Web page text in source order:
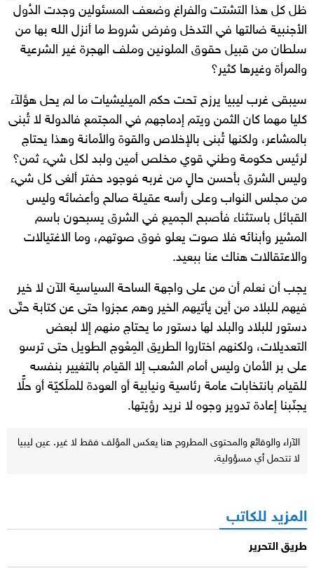
ظل كل هذا التشتت والفراغ وضعف المسئولين وجدت الدُول
الأجنبية ضالتها في التدخل وفرض شروط ما أنزل الله بها من
سلطان من قبيل حقوق الملونين وملف الهجرة غير الشرعية
والمرأة وغيرها كثير؟
سيبقى غرب ليبيا يرزح تحت حكم الميليشيات ما لم يحل هؤلآء
كليا مهما كان الثمن ويتم إدماجهم في المجتمع فالدولة لا تُبنى
بالمشاعر، ولكنها تُبنى بالإخلاص والقوة والأمانة وهذا يحتاج
لرئيس حكومة وطني قوي مخلص أمين ولبد لكل شيء ثمن؟
وليس الشرق بأحسن حالٍ من غربه فوجود حفتر ألغى كل شيء
من مجلس النواب وعلى رأسه عقيلة صالح وأعضائه وليس
القبائل باستثناء فأصبح الجميع في الشرق يسبحون باسم
المشير وأبنائه فلا صوت يعلو فوق صوتهم، وما الاغتيالات
والاعتقالات هناك عنا ببعيد.
يجب أن نعلم أن من على واجهة الساحة السياسية الآن لا خير
فيهم للبلاد من أين يأتيهم الخير وهم عجزوا حتى عن كتابة حتّى
دستور للبلاد والبلد لها دستور ما يحتاج منهم إلا لبعض
التعديلات، ولكنهم اختاروا الطريق المِعْوج الطويل حتى ترسو
على بر الأمان وليس أمام الشعب إلا القيام بالتغيير بنفسه
للقيام بانتخابات عامة رئاسية ونيابية أو العودة للملَكيّة أو حلًّا
يجنّبنا إعادة تدوير وجوه لا نريد رؤيتها.
الآراء والوقائع والمحتوى المطروح هنا يعكس المؤلف فقط لا غير. عين ليبيا
لا تتحمل أي مسؤولية.
المزيد للكاتب
طريق التحرير